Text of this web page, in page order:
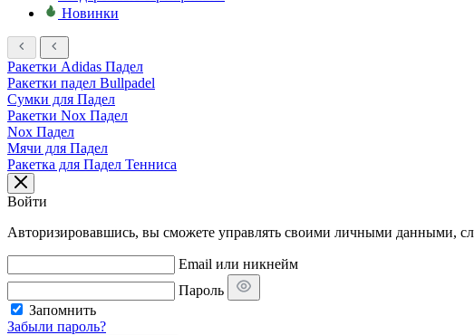
Новинки
Ракетки Adidas Падел
Ракетки падел Bullpadel
Сумки для Падел
Ракетки Nox Падел
Nox Падел
Мячи для Падел
Ракетка для Падел Тенниса
Войти
Авторизировавшись, вы сможете управлять своими личными данными,
Email или никнейм
Пароль
Запомнить
Забыли пароль?